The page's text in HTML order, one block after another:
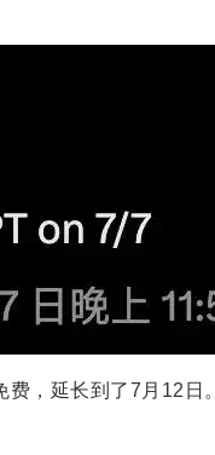
，延长到了7月12日。